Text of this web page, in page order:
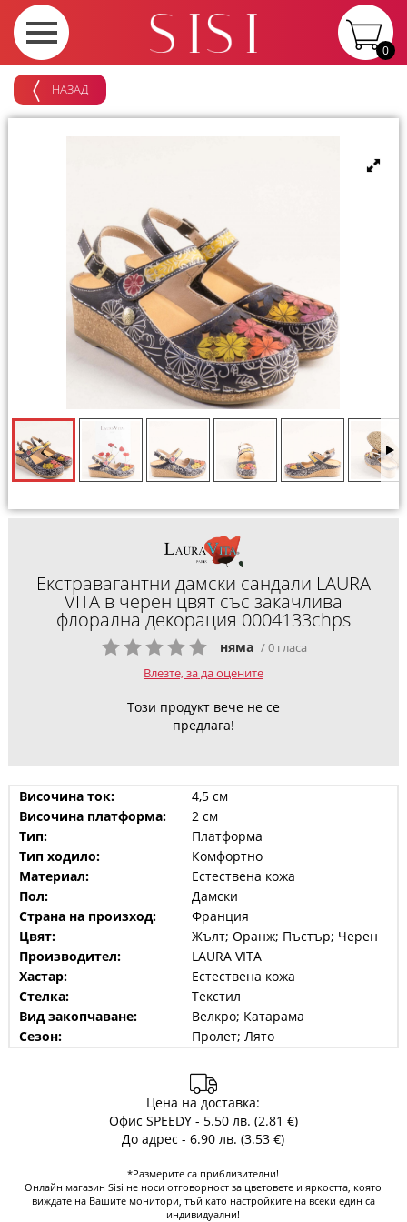
0
НАЗАД
Екстравагантни дамски сандали LAURA
VITA в черен цвят със закачлива
флорална декорация 0004133chps
няма / 0 гласа
Влезте, за да оцените
Този продукт вече не се
предлага!
Височина ток:
4,5 см
Височина платформа:
2 см
Тип:
Платформа
Тип ходило:
Комфортно
Материал:
Естествена кожа
Пол:
Дамски
Страна на произход:
Франция
Цвят:
Жълт; Оранж; Пъстър; Черен
Производител:
LAURA VITA
Хастар:
Естествена кожа
Стелка:
Текстил
Вид закопчаване:
Велкро; Катарама
Сезон:
Пролет; Лято
Цена на доставка:
Офис SPEEDY - 5.50 лв. (2.81 €)
До адрес - 6.90 лв. (3.53 €)
*Размерите са приблизителни!
Онлайн магазин Sisi не носи отговорност за цветовете и яркостта, която
виждате на Вашите монитори, тъй като настройките на всеки един са
индивидуални!